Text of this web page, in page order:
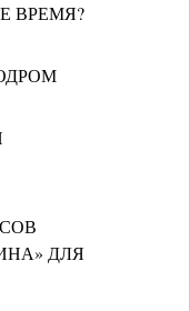
ВРЕМЯ?
ДЛЯ